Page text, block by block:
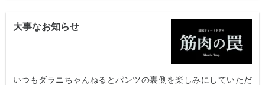
大事なお知らせ
いつもダラニちゃんねるとパンツの裏側を楽しみにしていただ